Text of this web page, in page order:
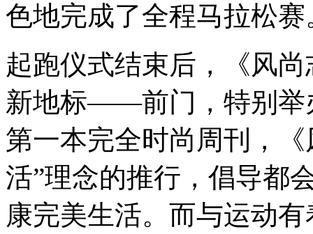
色地完成了全程马拉松赛
起跑仪式结束后，《风
新地标——前门，特别举
第一本完全时尚周刊，
活”理念的推行，倡导都
康完美生活。而与运动